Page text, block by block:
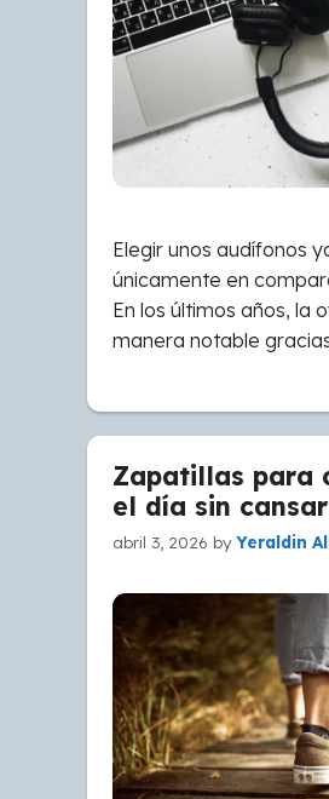
Elegir unos audífonos
únicamente en
En los últimos años, la
manera notable
Zapatillas para
el día sin
abril 3, 2026 byYeraldin